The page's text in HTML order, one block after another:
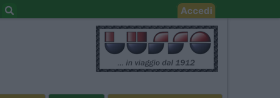
Accedi